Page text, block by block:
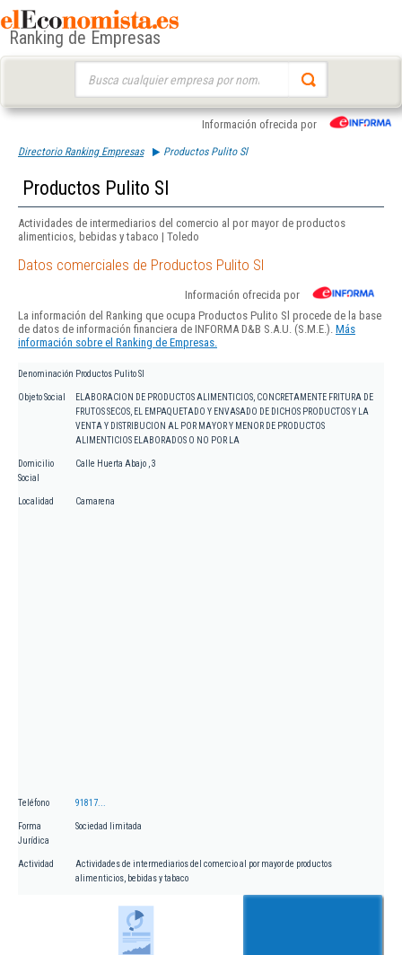
Ranking de Empresas
Información ofrecida por
Directorio Ranking Empresas Productos Pulito Sl
Productos Pulito Sl
Actividades de intermediarios del comercio al por mayor de productos
alimenticios, bebidas y tabaco | Toledo
Datos comerciales de Productos Pulito Sl
Información ofrecida por
La información del Ranking que ocupa Productos Pulito Sl procede de la base
de datos de información financiera de INFORMA D&B S.A.U. (S.M.E.). Más
información sobre el Ranking de Empresas.
Denominación Productos Pulito Sl
Objeto Social
ELABORACION DE PRODUCTOS ALIMENTICIOS, CONCRETAMENTE FRITURA DE
FRUTOS SECOS, EL EMPAQUETADO Y ENVASADO DE DICHOS PRODUCTOS Y LA
VENTA Y DISTRIBUCION AL POR MAYOR Y MENOR DE PRODUCTOS
ALIMENTICIOS ELABORADOS O NO POR LA
Domicilio
Social
Calle Huerta Abajo , 3
Localidad Camarena
Teléfono 91817...
Forma
Jurídica
Sociedad limitada
Actividad
Actividades de intermediarios del comercio al por mayor de productos
alimenticios, bebidas y tabaco